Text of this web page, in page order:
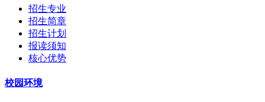
招生专业
招生简章
招生计划
报读须知
核心优势
校园环境